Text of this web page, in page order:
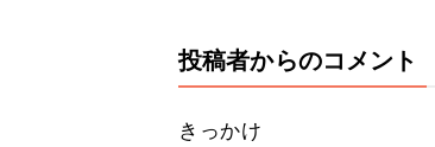
投稿者からのコメント
きっかけ